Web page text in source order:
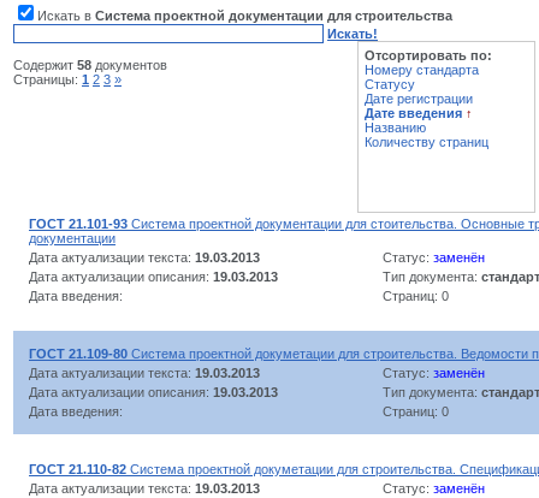
Искать в Система проектной документации для строительства
Искать!
Содержит 58 документов
Страницы: 1 2 3 »
Отсортировать по:
Номеру стандарта
Статусу
Дате регистрации
Дате введения ↑
Названию
Количеству страниц
ГОСТ 21.101-93 Система проектной документации для стоительства. Основные
документации
Дата актуализации текста: 19.03.2013 Статус: заменён
Дата актуализации описания: 19.03.2013 Тип документа: стандарт
Дата введения:
Страниц: 0
ГОСТ 21.109-80 Система проектной докуметации для строительства. Ведомости
Дата актуализации текста: 19.03.2013 Статус: заменён
Дата актуализации описания: 19.03.2013 Тип документа: стандарт
Дата введения:
Страниц: 0
ГОСТ 21.110-82 Система проектной докуметации для строительства.
Дата актуализации текста: 19.03.2013 Статус: заменён